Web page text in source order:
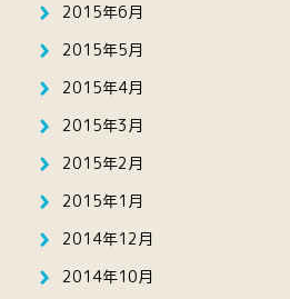
2015年6月
2015年5月
2015年4月
2015年3月
2015年2月
2015年1月
2014年12月
2014年10月